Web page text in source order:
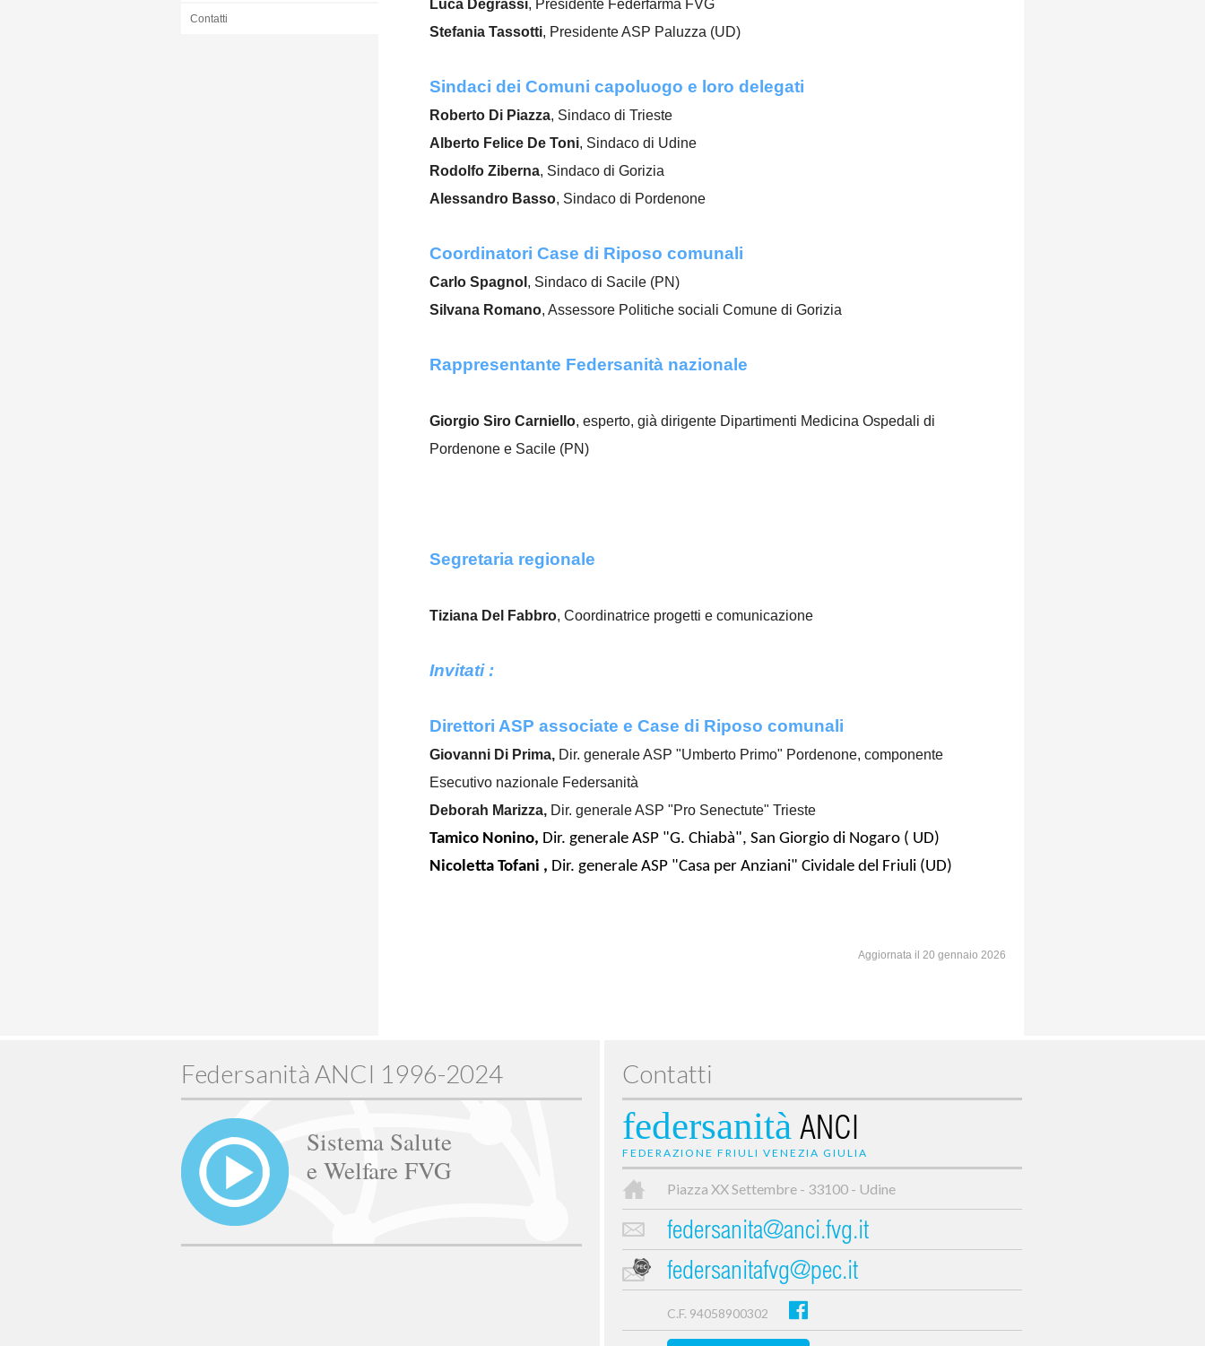
Contatti
Luca Degrassi, Presidente Federfarma FVG
Stefania Tassotti, Presidente ASP Paluzza (UD)
Sindaci dei Comuni capoluogo e loro delegati
Roberto Di Piazza, Sindaco di Trieste
Alberto Felice De Toni, Sindaco di Udine
Rodolfo Ziberna, Sindaco di Gorizia
Alessandro Basso, Sindaco di Pordenone
Coordinatori Case di Riposo comunali
Carlo Spagnol , Sindaco di Sacile (PN)
Silvana Romano, Assessore Politiche sociali Comune di Gorizia
Rappresentante Federsanità nazionale
Giorgio Siro Carniello, esperto, già dirigente Dipartimenti Medicina Ospedali di
Pordenone e Sacile (PN)
Segretaria regionale
Tiziana Del Fabbro, Coordinatrice progetti e comunicazione
Invitati :
Direttori ASP associate e Case di Riposo comunali
Giovanni Di Prima, Dir. generale ASP "Umberto Primo" Pordenone, componente
Esecutivo nazionale Federsanità
Deborah Marizza, Dir. generale ASP "Pro Senectute" Trieste
Tamico Nonino, Dir. generale ASP "G. Chiabà", San Giorgio di Nogaro ( UD)
Nicoletta Tofani , Dir. generale ASP "Casa per Anziani" Cividale del Friuli (UD)
Aggiornata il 20 gennaio 2026
Federsanità ANCI 1996-2024
Sistema Salute
e Welfare FVG
Contatti
federsanità ANCI
FEDERAZIONE FRIULI VENEZIA GIULIA
Piazza XX Settembre - 33100 - Udine
federsanita@anci.fvg.it
federsanitafvg@pec.it
C.F. 94058900302